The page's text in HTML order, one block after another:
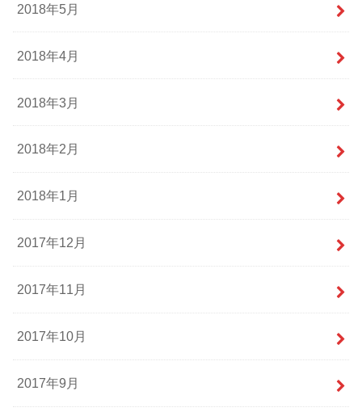
2018年5月
2018年4月
2018年3月
2018年2月
2018年1月
2017年12月
2017年11月
2017年10月
2017年9月